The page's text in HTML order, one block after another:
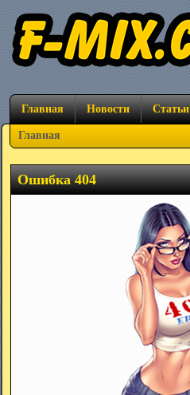
Главная Новости Статьи
Главная
Ошибка 404